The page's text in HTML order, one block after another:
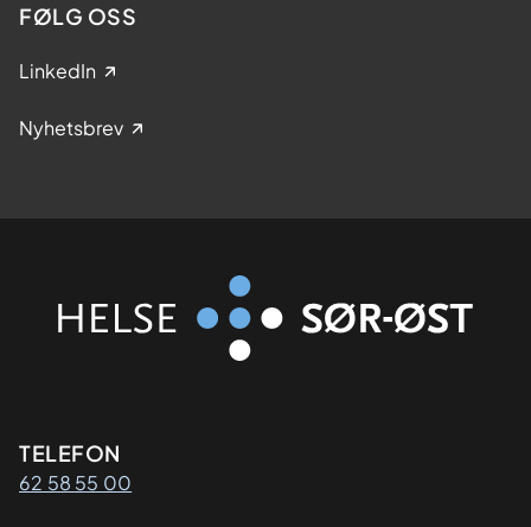
FØLG OSS
LinkedIn
Nyhetsbrev
Kontaktinformasjon
TELEFON
62 58 55 00